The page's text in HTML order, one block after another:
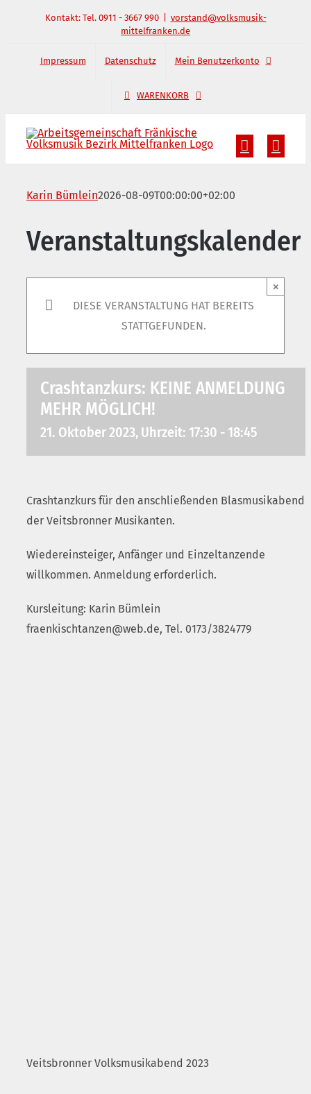
springen
Kontakt: Tel. 0911 - 3667 990
vorstand@volksmusik-
mittelfranken.de
Impressum Datenschutz Mein Benutzerkonto
WARENKORB
Karin Bümlein2026-08-09T00:00:00+02:00
Veranstaltungskalender
DIESE VERANSTALTUNG HAT BEREITS
STATTGEFUNDEN.
×
Crashtanzkurs: KEINE ANMELDUNG
MEHR MÖGLICH!
21. Oktober 2023, Uhrzeit: 17:30 - 18:45
Crashtanzkurs für den anschließenden Blasmusikabend
der Veitsbronner Musikanten.
Wiedereinsteiger, Anfänger und Einzeltanzende
willkommen. Anmeldung erforderlich.
Kursleitung: Karin Bümlein
fraenkischtanzen@web.de, Tel. 0173/3824779
Veitsbronner Volksmusikabend 2023